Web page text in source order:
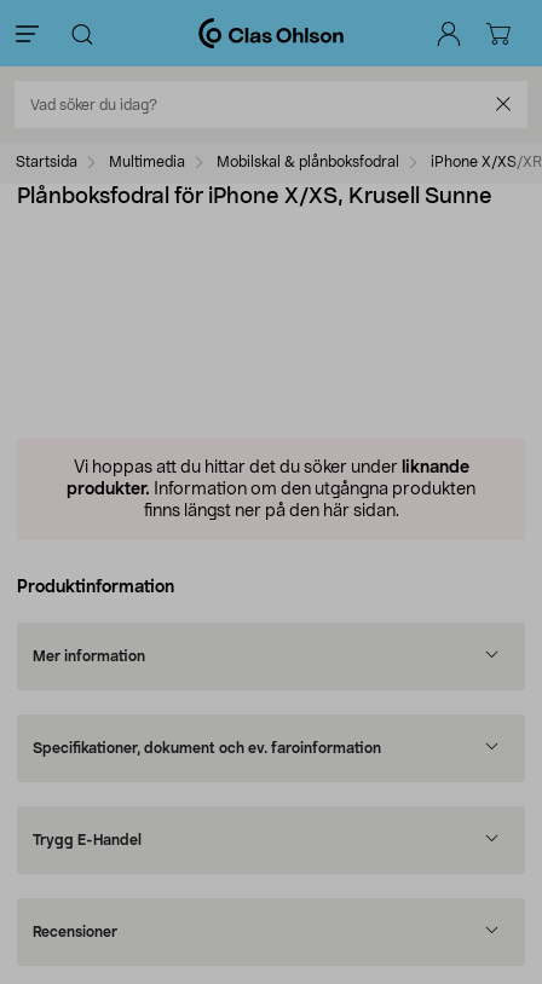
Startsida Multimedia Mobilskal & plånboksfodral iPhone X/XS/
Plånboksfodral för iPhone X/XS, Krusell Sunne
Vi hoppas att du hittar det du söker under liknande
produkter. Information om den utgångna produkten
finns längst ner på den här sidan.
Produktinformation
Mer information
Specifikationer, dokument och ev. faroinformation
Trygg E-Handel
Recensioner